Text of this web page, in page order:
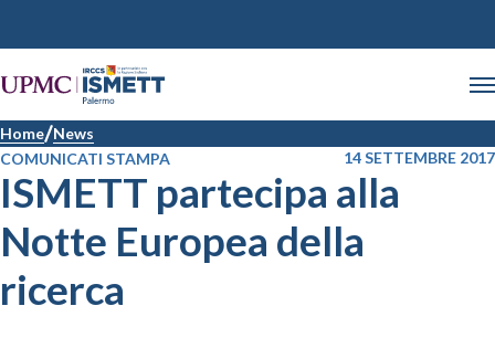
Home News
COMUNICATI STAMPA
14 SETTEMBRE 2017
ISMETT partecipa alla
Notte Europea della
ricerca